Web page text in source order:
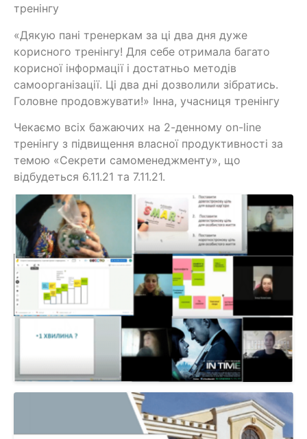
тренінгу
«Дякую пані тренеркам за ці два дня дуже
корисного тренінгу! Для себе отримала багато
корисної інформації і достатньо методів
самоорганізації. Ці два дні дозволили зібратись.
Головне продовжувати!» Інна, учасниця тренінгу
Чекаємо всіх бажаючих на 2-денному on-line
тренінгу з підвищення власної продуктивності за
темою «Секрети самоменеджменту», що
відбудеться 6.11.21 та 7.11.21.